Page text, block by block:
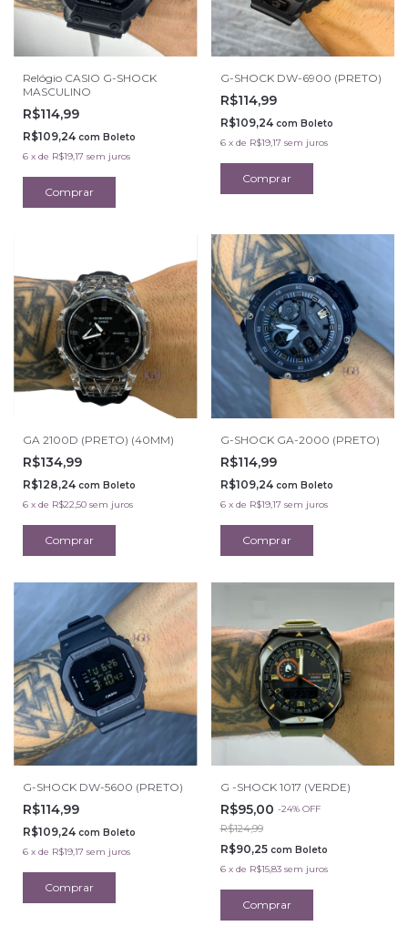
Relógio CASIO G-SHOCK
MASCULINO
R$114,99
R$109,24 com Boleto
6 x de R$19,17 sem juros
G-SHOCK DW-6900 (PRETO)
R$114,99
R$109,24 com Boleto
6 x de R$19,17 sem juros
GA 2100D (PRETO) (40MM)
R$134,99
R$128,24 com Boleto
6 x de R$22,50 sem juros
G-SHOCK GA-2000 (PRETO)
R$114,99
R$109,24 com Boleto
6 x de R$19,17 sem juros
G-SHOCK DW-5600 (PRETO)
R$114,99
R$109,24 com Boleto
6 x de R$19,17 sem juros
G -SHOCK 1017 (VERDE)
R$95,00 -24% OFF
R$124,99
R$90,25 com Boleto
6 x de R$15,83 sem juros